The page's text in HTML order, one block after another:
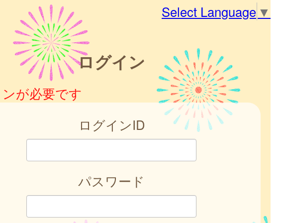
Select Language ▼
ログイン
が必要です
ログインID
パスワード